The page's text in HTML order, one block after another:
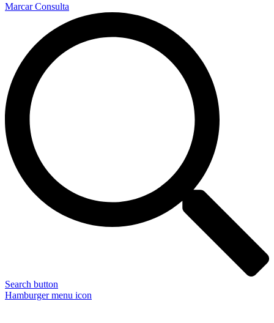
Marcar Consulta
Search button
Hamburger menu icon